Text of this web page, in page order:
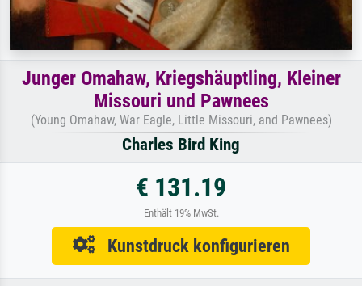
Junger Omahaw, Kriegshäuptling, Kleiner
Missouri und Pawnees
(Young Omahaw, War Eagle, Little Missouri, and Pawnees)
Charles Bird King
€ 131.19
Enthält 19% MwSt.
Kunstdruck konfigurieren